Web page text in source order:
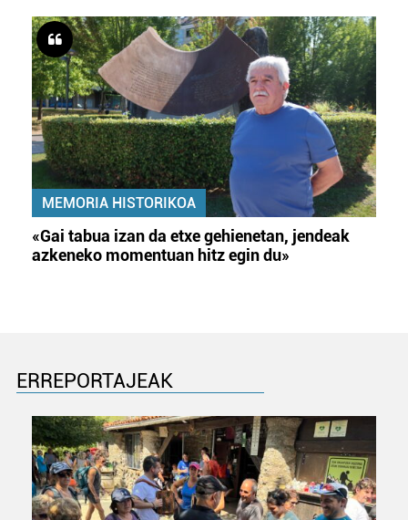
MEMORIA HISTORIKOA
«Gai tabua izan da etxe gehienetan, jendeak
azkeneko momentuan hitz egin du»
ERREPORTAJEAK